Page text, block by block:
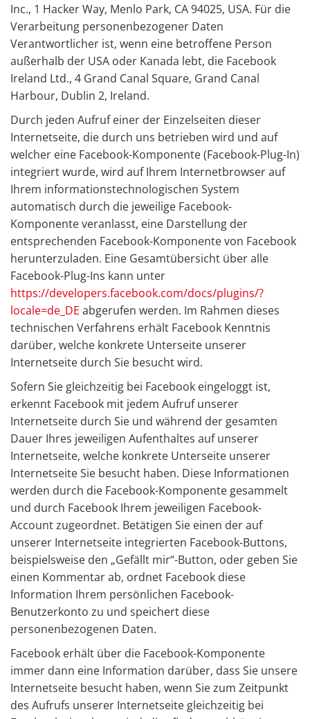
Inc., 1 Hacker Way, Menlo Park, CA 94025, USA. Für die
Verarbeitung personenbezogener Daten
Verantwortlicher ist, wenn eine betroffene Person
außerhalb der USA oder Kanada lebt, die Facebook
Ireland Ltd., 4 Grand Canal Square, Grand Canal
Harbour, Dublin 2, Ireland.
Durch jeden Aufruf einer der Einzelseiten dieser
Internetseite, die durch uns betrieben wird und auf
welcher eine Facebook-Komponente (Facebook-Plug-In)
integriert wurde, wird auf Ihrem Internetbrowser auf
Ihrem informationstechnologischen System
automatisch durch die jeweilige Facebook-
Komponente veranlasst, eine Darstellung der
entsprechenden Facebook-Komponente von Facebook
herunterzuladen. Eine Gesamtübersicht über alle
Facebook-Plug-Ins kann unter
https://developers.facebook.com/docs/plugins/?
locale=de_DE abgerufen werden. Im Rahmen dieses
technischen Verfahrens erhält Facebook Kenntnis
darüber, welche konkrete Unterseite unserer
Internetseite durch Sie besucht wird.
Sofern Sie gleichzeitig bei Facebook eingeloggt ist,
erkennt Facebook mit jedem Aufruf unserer
Internetseite durch Sie und während der gesamten
Dauer Ihres jeweiligen Aufenthaltes auf unserer
Internetseite, welche konkrete Unterseite unserer
Internetseite Sie besucht haben. Diese Informationen
werden durch die Facebook-Komponente gesammelt
und durch Facebook Ihrem jeweiligen Facebook-
Account zugeordnet. Betätigen Sie einen der auf
unserer Internetseite integrierten Facebook-Buttons,
beispielsweise den „Gefällt mir“-Button, oder geben Sie
einen Kommentar ab, ordnet Facebook diese
Information Ihrem persönlichen Facebook-
Benutzerkonto zu und speichert diese
personenbezogenen Daten.
Facebook erhält über die Facebook-Komponente
immer dann eine Information darüber, dass Sie unsere
Internetseite besucht haben, wenn Sie zum Zeitpunkt
des Aufrufs unserer Internetseite gleichzeitig bei